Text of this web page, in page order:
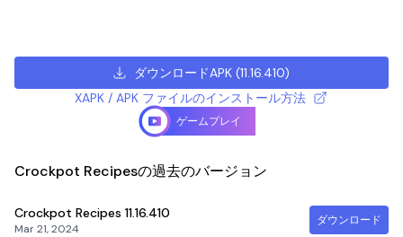
ダウンロードAPK (11.16.410)
XAPK / APK ファイルのインストール方法
ゲームプレイ
Crockpot Recipesの過去のバージョン
Crockpot Recipes 11.16.410
Mar 21, 2024
ダウンロード